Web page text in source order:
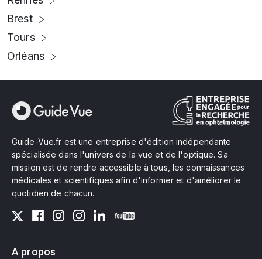
Brest
Tours
Orléans
Guide-Vue.fr est une entreprise d'édition indépendante
spécialisée dans l'univers de la vue et de l'optique. Sa
mission est de rendre accessible à tous, les connaissances
médicales et scientifiques afin d'informer et d'améliorer le
quotidien de chacun.
A propos